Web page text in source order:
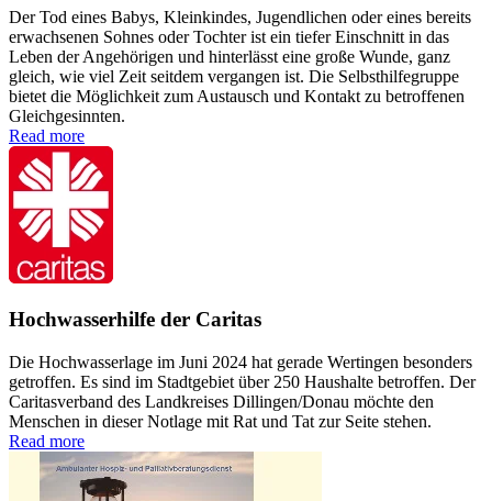
Der Tod eines Babys, Kleinkindes, Jugendlichen oder eines bereits
erwachsenen Sohnes oder Tochter ist ein tiefer Einschnitt in das
Leben der Angehörigen und hinterlässt eine große Wunde, ganz
gleich, wie viel Zeit seitdem vergangen ist. Die Selbsthilfegruppe
bietet die Möglichkeit zum Austausch und Kontakt zu betroffenen
Gleichgesinnten.
Read more
Hochwasserhilfe der Caritas
Die Hochwasserlage im Juni 2024 hat gerade Wertingen besonders
getroffen. Es sind im Stadtgebiet über 250 Haushalte betroffen. Der
Caritasverband des Landkreises Dillingen/Donau möchte den
Menschen in dieser Notlage mit Rat und Tat zur Seite stehen.
Read more